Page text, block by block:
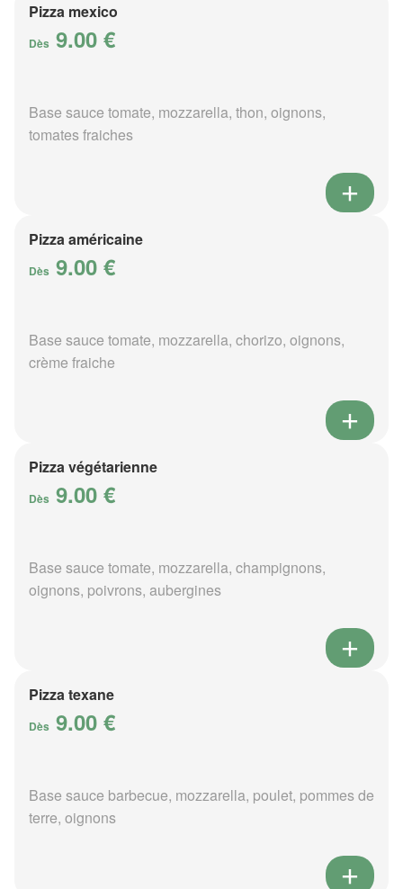
Pizza mexico
Dès 9.00 €
Base sauce tomate, mozzarella, thon, oignons,
tomates fraiches
Pizza américaine
Dès 9.00 €
Base sauce tomate, mozzarella, chorizo, oignons,
crème fraiche
Pizza végétarienne
Dès 9.00 €
Base sauce tomate, mozzarella, champignons,
oignons, poivrons, aubergines
Pizza texane
Dès 9.00 €
Base sauce barbecue, mozzarella, poulet, pommes de
terre, oignons